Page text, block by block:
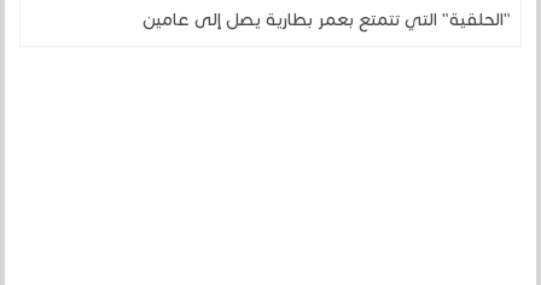
"الحلقية" التي تتمتع بعمر بطارية يصل إلى عامين